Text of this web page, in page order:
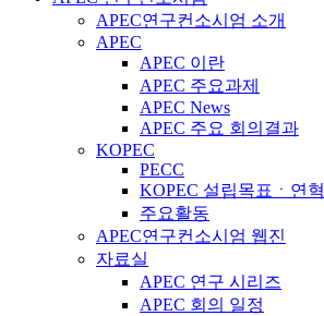
APEC연구컨소시엄 소개
APEC
APEC 이란
APEC 주요과제
APEC News
APEC 주요 회의결과
KOPEC
PECC
KOPEC 설립목표ㆍ연혁
주요활동
APEC연구컨소시엄 웹진
자료실
APEC 연구 시리즈
APEC 회의 일정